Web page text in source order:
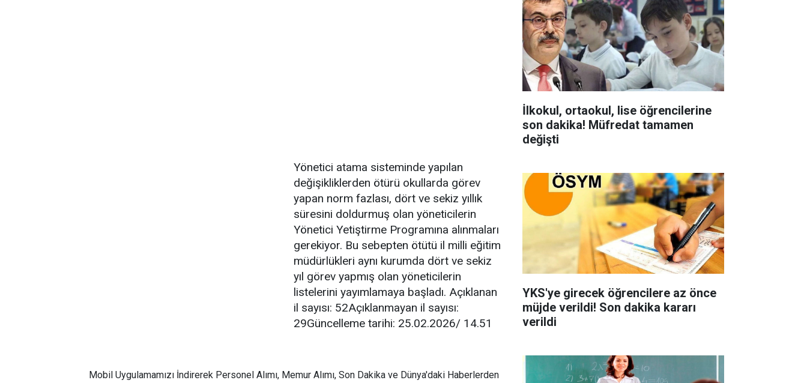
Yönetici atama sisteminde yapılan
değişikliklerden ötürü okullarda görev
yapan norm fazlası, dört ve sekiz yıllık
süresini doldurmuş olan yöneticilerin
Yönetici Yetiştirme Programına alınmaları
gerekiyor. Bu sebepten ötütü il milli eğitim
müdürlükleri aynı kurumda dört ve sekiz
yıl görev yapmış olan yöneticilerin
listelerini yayımlamaya başladı. Açıklanan
il sayısı: 52Açıklanmayan il sayısı:
29Güncelleme tarihi: 25.02.2026/ 14.51
Mobil Uygulamamızı İndirerek Personel Alımı, Memur Alımı, Son Dakika ve Dünya'daki Haberlerden
İlkokul, ortaokul, lise öğrencilerine
son dakika! Müfredat tamamen
değişti
YKS'ye girecek öğrencilere az önce
müjde verildi! Son dakika kararı
verildi